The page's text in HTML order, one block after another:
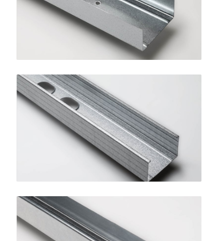
SINIAT
Montante STANDARD 75
SINIAT
Guida STANDARD 50